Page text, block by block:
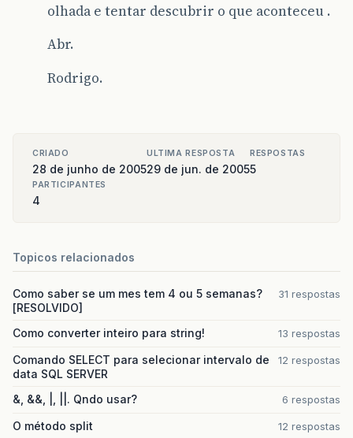
olhada e tentar descubrir o que aconteceu .
Abr.
Rodrigo.
CRIADO
28 de junho de 2005
ULTIMA RESPOSTA
29 de jun. de 2005
RESPOSTAS
5
PARTICIPANTES
4
Topicos relacionados
Como saber se um mes tem 4 ou 5 semanas?
[RESOLVIDO]
31 respostas
Como converter inteiro para string! 13 respostas
Comando SELECT para selecionar intervalo de
data SQL SERVER
12 respostas
&, &&, |, ||. Qndo usar? 6 respostas
O método split 12 respostas